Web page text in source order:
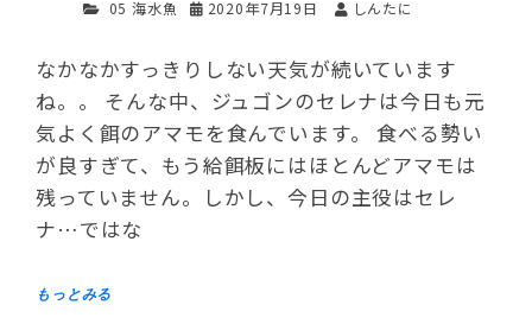
05 海水魚 2020年7月19日 しんたに
なかなかすっきりしない天気が続いています
ね。。 そんな中、ジュゴンのセレナは今日も元
気よく餌のアマモを食んでいます。 食べる勢い
が良すぎて、もう給餌板にはほとんどアマモは
残っていません。しかし、今日の主役はセレ
ナ…ではな